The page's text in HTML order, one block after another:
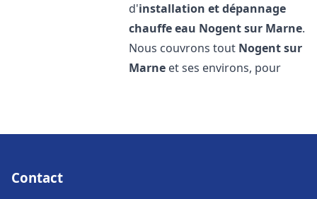
d'installation et dépannage
chauffe eau Nogent sur Marne.
Nous couvrons tout Nogent sur
Marne et ses environs, pour
Contact